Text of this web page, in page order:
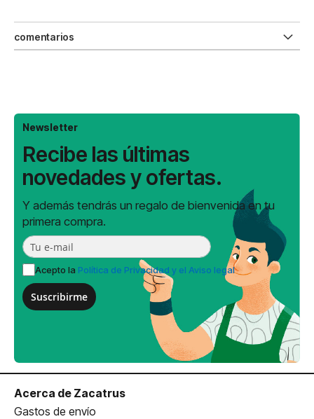
comentarios
Newsletter
Recibe las últimas
novedades y ofertas.
Y además tendrás un regalo de bienvenida en tu
primera compra.
Acepto la Política de Privacidad y el Aviso legal
Suscribirme
Acerca de Zacatrus
Gastos de envío